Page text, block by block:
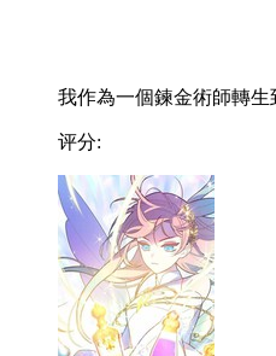
我作為一個鍊金術師轉
评分: